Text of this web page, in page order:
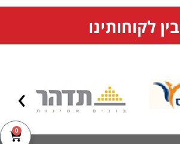
בין לקוחותינו
0